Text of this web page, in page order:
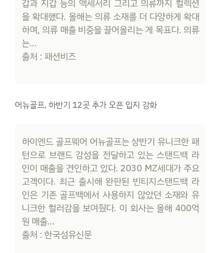
갑과 지갑 등의 액세서리 그리고 의류까지 컬렉션
을 확대했다. 올해는 의류 소재를 더 다양하게 확대
하며, 의류 매출 비중을 끌어올리는 게 목표다. 의류
는…
출처 : 패션비즈
어뉴골프, 하반기 12곳 추가 오픈 입지 강화
하이엔드 골프웨어 어뉴골프는 상반기 유니크한 패
턴으로 브랜드 감성을 전달하고 있는 스탠드백 라
인이 매출을 견인하고 있다. 2030 MZ세대가 주요
고객이다. 최근 출시해 완판된 빈티지스탠드백 라
인은 기존 골프백에서 사용하지 않았던 소재와 유
니크한 컬러감을 보여줬다. 이 회사는 올해 400억
원 매출…
출처 : 한국섬유신문